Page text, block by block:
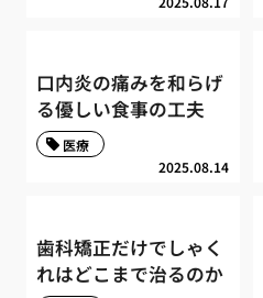
口内炎の痛みを和らげ
る優しい食事の工夫
2025.08.14
医療
歯科矯正だけでしゃく
れはどこまで治るのか